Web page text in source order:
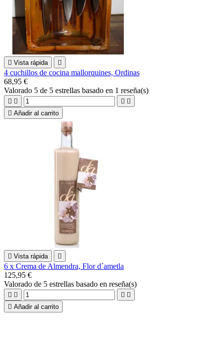
 Vista rápida 
4 cuchillos de cocina mallorquines, Ordinas
68,95 €
Valorado 5 de 5 estrellas basado en 1 reseña(s)
   
 Añadir al carrito
 Vista rápida 
6 x Crema de Almendra, Flor d´ametla
125,95 €
Valorado de 5 estrellas basado en reseña(s)
   
 Añadir al carrito